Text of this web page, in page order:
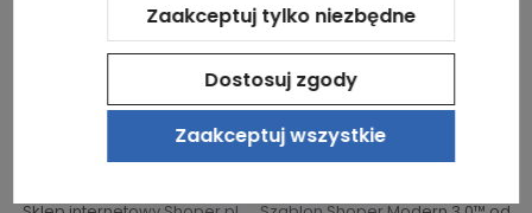
Zaakceptuj tylko niezbędne
Dostosuj zgody
Zaakceptuj wszystkie